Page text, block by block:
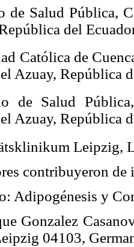
de Salud Pública,
del
Católica de
Azuay, República
de Salud
Azuay, República
Leipzig,
contribuyeron de
Adipogénesis y
Gonzalez
04103,